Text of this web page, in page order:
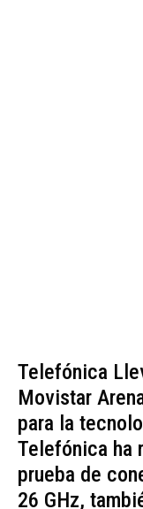
Telefónica
Movistar
para la
Telefónica ha
prueba de
26 GHz,